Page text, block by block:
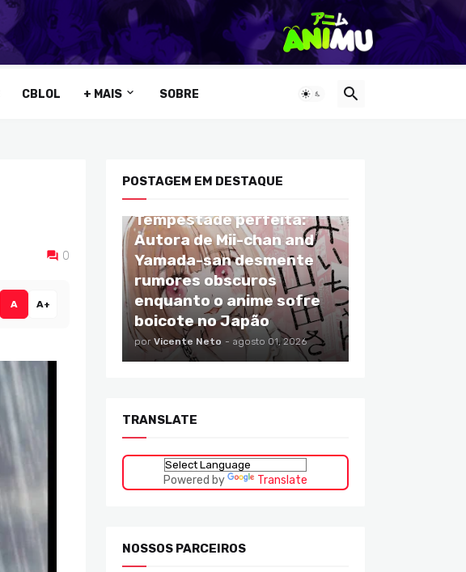
CBLOL + MAIS SOBRE
0
A A+
POSTAGEM EM DESTAQUE
Tempestade perfeita:
Autora de Mii-chan and
Yamada-san desmente
rumores obscuros
enquanto o anime sofre
boicote no Japão
por Vicente Neto - agosto 01, 2026
TRANSLATE
Powered by Translate
NOSSOS PARCEIROS